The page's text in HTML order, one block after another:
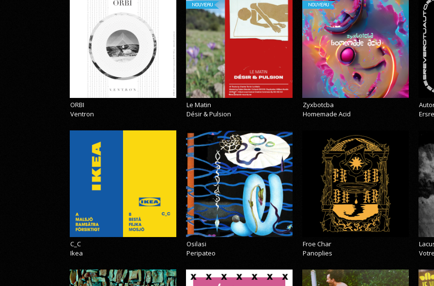
ORBI
Ventron
NOUVEAU
Le Matin
Désir & Pulsion
NOUVEAU
Zyxbotcba
Homemade Acid
C_C
Ikea
Osilasi
Peripateo
Froe Char
Panoplies